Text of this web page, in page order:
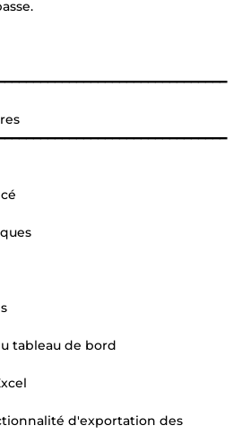
tableau de bord
d'exportation des